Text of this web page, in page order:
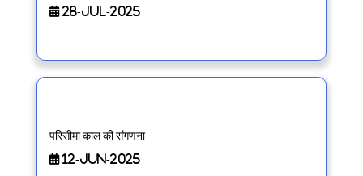
28-Jul-2025
परिसीमा काल की संगणना
12-Jun-2025